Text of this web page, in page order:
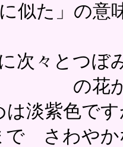
似た」の意
次々とつぼ
の花
は淡紫色で
で さわやか